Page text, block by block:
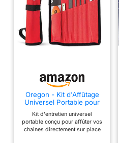
Oregon - Kit d'Affûtage
Universel Portable pour
Rondes 5/32" (4
millimètres) / 3/16" (4,8
mm) / 7/32" (5,5 mm),
Kit d'entretien universel
portable conçu pour affûter vos
chaines directement sur place